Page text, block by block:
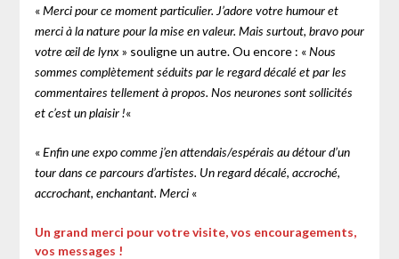
« Merci pour ce moment particulier. J’adore votre humour et
merci à la nature pour la mise en valeur. Mais surtout, bravo pour
votre œil de lynx» souligne un autre. Ou encore : « Nous
sommes complètement séduits par le regard décalé et par les
commentaires tellement à propos. Nos neurones sont sollicités
et c’est un plaisir !«
« Enfin une expo comme j’en attendais/espérais au détour d’un
tour dans ce parcours d’artistes. Un regard décalé, accroché,
accrochant, enchantant. Merci«
Un grand merci pour votre visite, vos encouragements,
vos messages !